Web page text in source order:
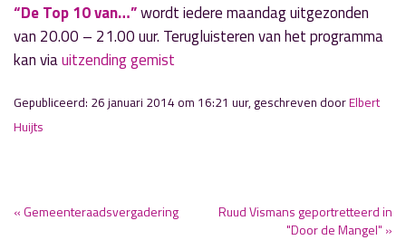
“De Top 10 van…”wordt iedere maandag uitgezonden
van 20.00 – 21.00 uur. Terugluisteren van het programma
kan viauitzending gemist
Gepubliceerd: 26 januari 2014 om 16:21 uur, geschreven doorElbert
Huijts
« Gemeenteraadsvergadering
Ruud Vismans geportretteerd in
"Door de Mangel" »